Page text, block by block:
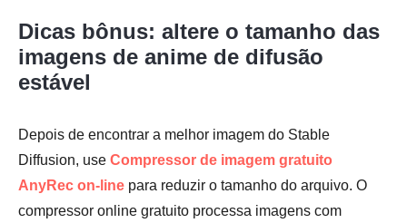
Dicas bônus: altere o tamanho das
imagens de anime de difusão
estável
Depois de encontrar a melhor imagem do Stable
Diffusion, use Compressor de imagem gratuito
AnyRec on-line para reduzir o tamanho do arquivo. O
compressor online gratuito processa imagens com